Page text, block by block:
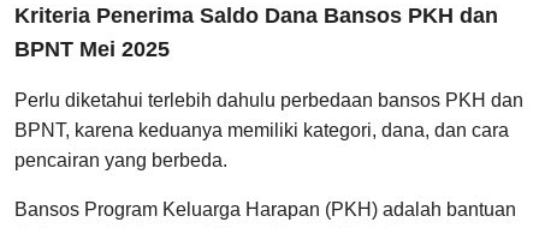
Kriteria Penerima Saldo Dana Bansos PKH dan
BPNT Mei 2025
Perlu diketahui terlebih dahulu perbedaan bansos PKH dan
BPNT, karena keduanya memiliki kategori, dana, dan cara
pencairan yang berbeda.
Bansos Program Keluarga Harapan (PKH) adalah bantuan